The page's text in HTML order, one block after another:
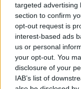
targeted advertising
section to confirm
opt-out request is
interest-based ads
us or personal
your opt-out. You
disclosure of your
IAB’s list of
négyzetméteres
konferenciaközpont,
TriGránit
ismét nekilódultak a
előkészítésének.
Források a